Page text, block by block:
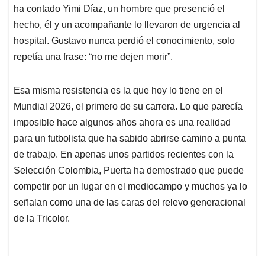
ha contado Yimi Díaz, un hombre que presenció el
hecho, él y un acompañante lo llevaron de urgencia al
hospital. Gustavo nunca perdió el conocimiento, solo
repetía una frase: “no me dejen morir”.
Esa misma resistencia es la que hoy lo tiene en el
Mundial 2026, el primero de su carrera. Lo que parecía
imposible hace algunos años ahora es una realidad
para un futbolista que ha sabido abrirse camino a punta
de trabajo. En apenas unos partidos recientes con la
Selección Colombia, Puerta ha demostrado que puede
competir por un lugar en el mediocampo y muchos ya lo
señalan como una de las caras del relevo generacional
de la Tricolor.